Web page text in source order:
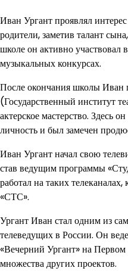
Иван Ургант проявлял
родители, заметив талант
школе он активно участвовал
музыкальных конкурсах.
После окончания школы
(Государственный институт
актерское мастерство. Здесь
личность и был замечен
Иван Ургант начал свою
став ведущим программы
работал на таких
«СТС».
Ургант Иван стал одним из
телеведущих в России. Он
«Вечерний Ургант» на
множества других проектов.